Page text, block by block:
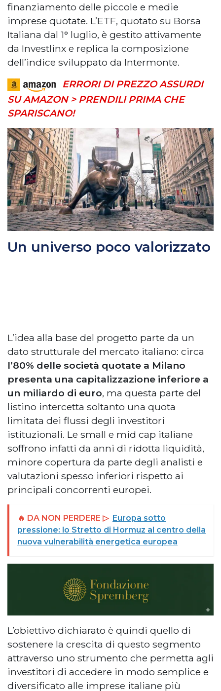
finanziamento delle piccole e medie
imprese quotate. L’ETF, quotato su Borsa
Italiana dal 1° luglio, è gestito attivamente
da Investlinx e replica la composizione
dell’indice sviluppato da Intermonte.
ERRORI DI PREZZO ASSURDI
SU AMAZON > PRENDILI PRIMA CHE
SPARISCANO!
Un universo poco valorizzato
L’idea alla base del progetto parte da un
dato strutturale del mercato italiano: circa
l’80% delle società quotate a Milano
presenta una capitalizzazione inferiore a
un miliardo di euro, ma questa parte del
listino intercetta soltanto una quota
limitata dei flussi degli investitori
istituzionali. Le small e mid cap italiane
soffrono infatti da anni di ridotta liquidità,
minore copertura da parte degli analisti e
valutazioni spesso inferiori rispetto ai
principali concorrenti europei.
🔥 DA NON PERDERE ▷ Europa sotto
pressione: lo Stretto di Hormuz al centro della
nuova vulnerabilità energetica europea
L’obiettivo dichiarato è quindi quello di
sostenere la crescita di questo segmento
attraverso uno strumento che permetta agli
investitori di accedere in modo semplice e
diversificato alle imprese italiane più